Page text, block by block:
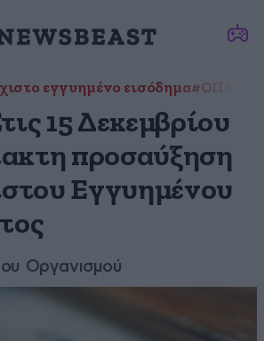
εγγυημένο εισόδημα#ΟΠΕΚΑ
15 Δεκεμβρίου
προσαύξηση
Εγγυημένου
Οργανισμού